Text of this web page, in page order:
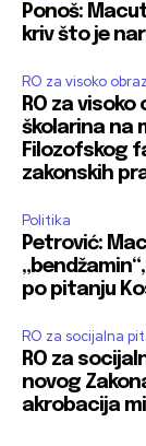
Ponoš:
kriv što je
RO za visoko
RO za
školarina na
Filozofskog
zakonskih
Politika
Petrović:
po pitanju
RO za socijalna
RO za
novog
akrobacija